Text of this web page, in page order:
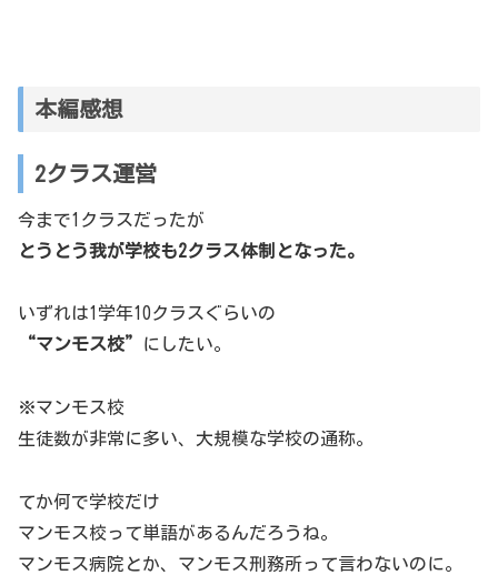
本編感想
2クラス運営
今まで1クラスだったが
とうとう我が学校も2クラス体制となった。
いずれは1学年10クラスぐらいの
“マンモス校”
にしたい。
※マンモス校
生徒数が非常に多い、大規模な学校の通称。
てか何で学校だけ
マンモス校って単語があるんだろうね。
マンモス病院とか、マンモス刑務所って言わないのに。